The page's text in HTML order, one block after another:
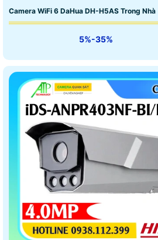
Camera WiFi 6 DaHua DH-H5AS Trong Nhà
5%-35%